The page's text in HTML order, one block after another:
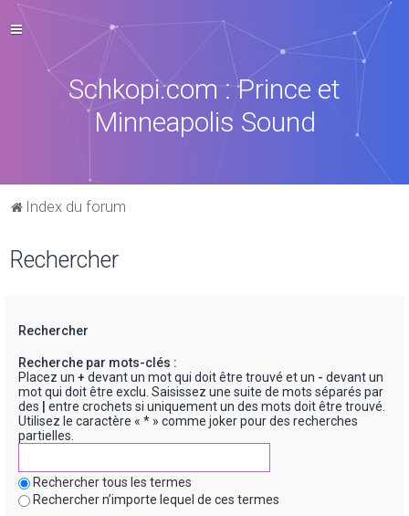
Schkopi.com : Prince et
Minneapolis Sound
Index du forum
Rechercher
Rechercher
Recherche par mots-clés :
Placez un + devant un mot qui doit être trouvé et un - devant un
mot qui doit être exclu. Saisissez une suite de mots séparés par
des
entre crochets si uniquement un des mots doit être trouvé.
Utilisez le caractère « * » comme joker pour des recherches
partielles.
Rechercher tous les termes
Rechercher n’importe lequel de ces termes